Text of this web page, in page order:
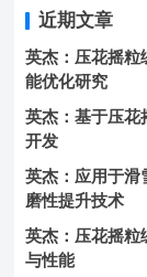
近期文章
英杰：压花摇粒
能优化研究
英杰：基于压花
开发
英杰：应用于滑
磨性提升技术
英杰：压花摇粒
与性能